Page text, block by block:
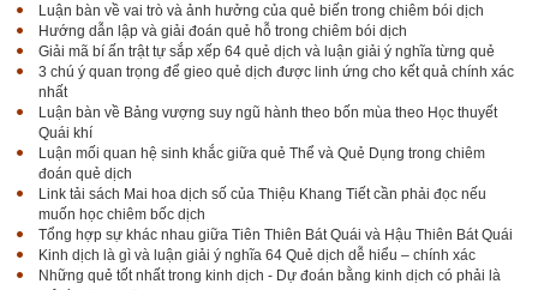
Luận bàn về vai trò và ảnh hưởng của quẻ biến trong chiêm bói dịch
Hướng dẫn lập và giải đoán quẻ hỗ trong chiêm bói dịch
Giải mã bí ấn trật tự sắp xếp 64 quẻ dịch và luận giải ý nghĩa từng quẻ
3 chú ý quan trọng để gieo quẻ dịch được linh ứng cho kết quả chính xác
nhất
Luận bàn về Bảng vượng suy ngũ hành theo bốn mùa theo Học thuyết
Quái khí
Luận mối quan hệ sinh khắc giữa quẻ Thể và Quẻ Dụng trong chiêm
đoán quẻ dịch
Link tải sách Mai hoa dịch số của Thiệu Khang Tiết cần phải đọc nếu
muốn học chiêm bốc dịch
Tổng hợp sự khác nhau giữa Tiên Thiên Bát Quái và Hậu Thiên Bát Quái
Kinh dịch là gì và luận giải ý nghĩa 64 Quẻ dịch dễ hiểu – chính xác
Những quẻ tốt nhất trong kinh dịch - Dự đoán bằng kinh dịch có phải là